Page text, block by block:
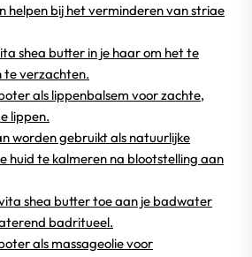
helpen bij het verminderen van striae
shea butter in je haar om het te
te verzachten.
als lippenbalsem voor zachte,
lippen.
worden gebruikt als natuurlijke
huid te kalmeren na blootstelling aan
shea butter toe aan je badwater
badritueel.
als massageolie voor